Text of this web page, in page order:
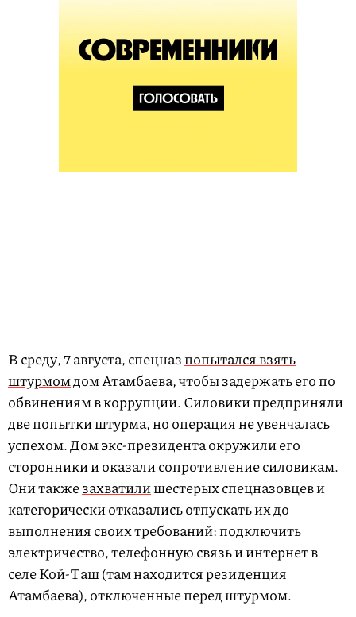
В среду, 7 августа, спецназпопытался взять
штурмомдом Атамбаева, чтобы задержать его по
обвинениям в коррупции. Силовики предприняли
две попытки штурма, но операция не увенчалась
успехом. Дом экс-президента окружили его
сторонники и оказали сопротивление силовикам.
Они такжезахватилишестерых спецназовцев и
категорически отказались отпускать их до
выполнения своих требований: подключить
электричество, телефонную связь и интернет в
селе Кой-Таш (там находится резиденция
Атамбаева), отключенные перед штурмом.